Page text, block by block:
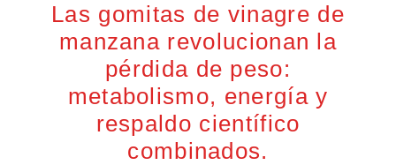
Las gomitas de vinagre de
manzana revolucionan la
pérdida de peso:
metabolismo, energía y
respaldo científico
combinados.